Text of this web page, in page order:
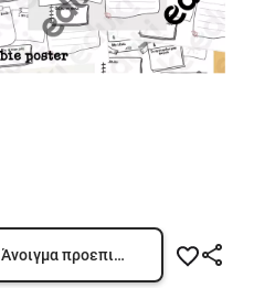
Άνοιγμα προεπισκόπησης